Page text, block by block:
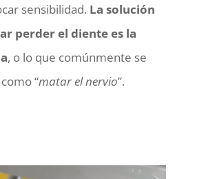
sensibilidad. La solución
perder el diente es la
, o lo que comúnmente se
“matar el nervio”.